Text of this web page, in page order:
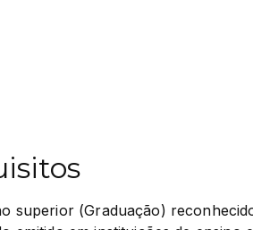
superior (Graduação)